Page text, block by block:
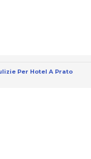
Per Hotel A Prato